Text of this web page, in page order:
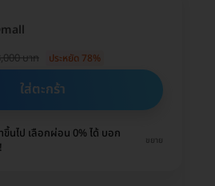
บาท ประหยัด 78%
ใส่ตะกร้า
นไป เลือกผ่อน 0% ได้ บอก
ขยาย